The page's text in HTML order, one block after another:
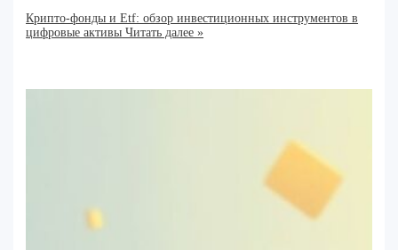
Крипто-фонды и Etf: обзор инвестиционных инструментов в
цифровые активы Читать далее »